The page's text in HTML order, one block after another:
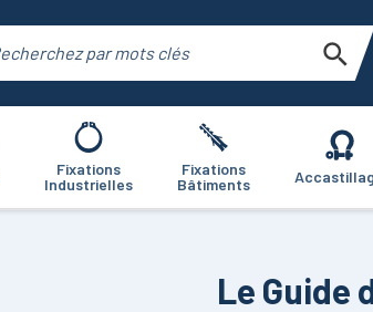
Fixations
Industrielles
Fixations
Bâtiments
Le Guide